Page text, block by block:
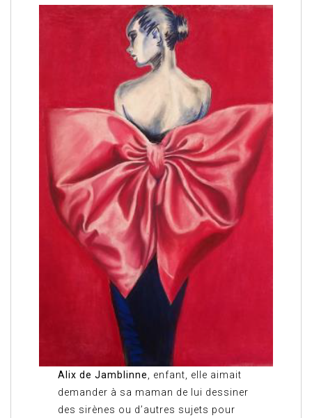
Alix de Jamblinne
, enfant, elle aimait
demander à sa maman de lui dessiner
des sirènes ou d’autres sujets pour